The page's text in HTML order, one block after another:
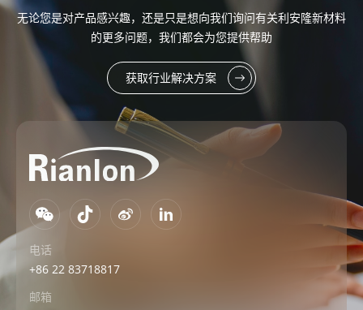
无论您是对产品感兴趣，还是只是想向我们询问有关利安隆新材料
的更多问题，我们都会为您提供帮助
获取行业解决方案
电话
+86 22 83718817
邮箱